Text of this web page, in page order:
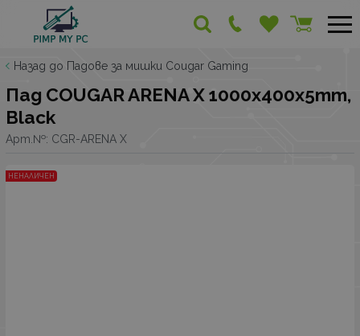
Назад до Падове за мишки Cougar Gaming
Пад COUGAR ARENA X 1000x400x5mm,
Black
Арт.№: CGR-ARENA X
НЕНАЛИЧЕН